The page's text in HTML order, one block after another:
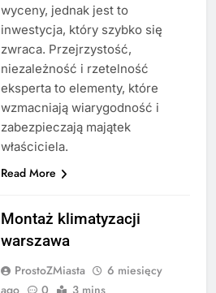
wyceny, jednak jest to
inwestycja, który szybko się
zwraca. Przejrzystość,
niezależność i rzetelność
eksperta to elementy, które
wzmacniają wiarygodność i
zabezpieczają majątek
właściciela.
Read More
Montaż klimatyzacji
warszawa
ProstoZMiasta
6 miesięcy
ago
0 3 mins